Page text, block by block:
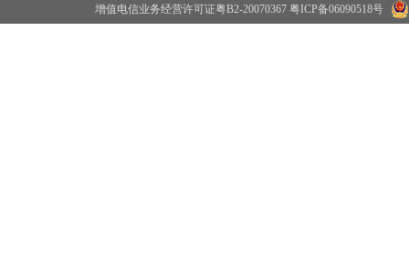
增值电信业务经营许可证粤B2-20070367 粤ICP备06090518号